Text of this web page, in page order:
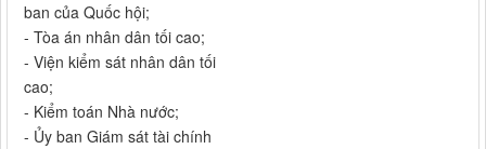
ban của Quốc hội;
- Tòa án nhân dân tối cao;
- Viện kiểm sát nhân dân tối
cao;
- Kiểm toán Nhà nước;
- Ủy ban Giám sát tài chính